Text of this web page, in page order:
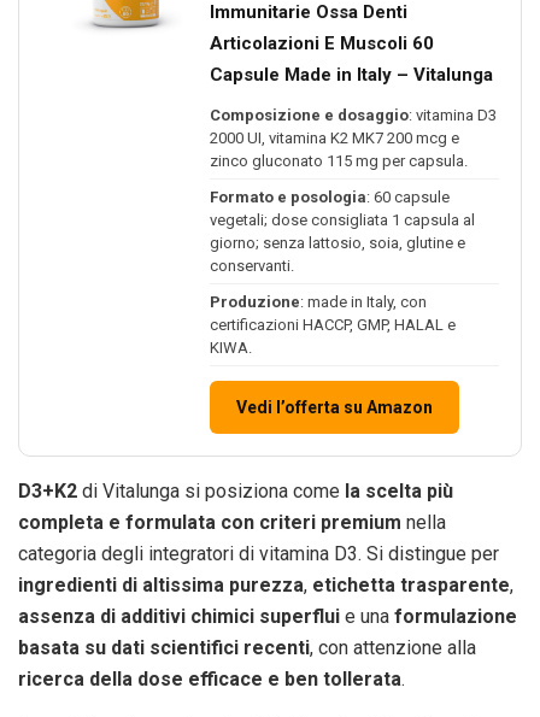
Immunitarie Ossa Denti
Articolazioni E Muscoli 60
Capsule Made in Italy – Vitalunga
Composizione e dosaggio: vitamina D3
2000 UI, vitamina K2 MK7 200 mcg e
zinco gluconato 115 mg per capsula.
Formato e posologia: 60 capsule
vegetali; dose consigliata 1 capsula al
giorno; senza lattosio, soia, glutine e
conservanti.
Produzione: made in Italy, con
certificazioni HACCP, GMP, HALAL e
KIWA.
Vedi l’offerta su Amazon
D3+K2 di Vitalunga si posiziona come la scelta più
completa e formulata con criteri premium nella
categoria degli integratori di vitamina D3. Si distingue per
ingredienti di altissima purezza, etichetta trasparente,
assenza di additivi chimici superflui e una formulazione
basata su dati scientifici recenti, con attenzione alla
ricerca della dose efficace e ben tollerata.